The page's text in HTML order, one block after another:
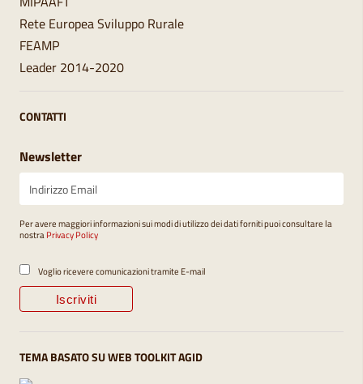
Rete Europea Sviluppo Rurale
FEAMP
Leader 2014-2020
CONTATTI
Newsletter
Per avere maggiori informazioni sui modi di utilizzo dei dati forniti puoi consultare la
nostraPrivacy Policy
Voglio ricevere comunicazioni tramite E-mail
TEMA BASATO SU WEB TOOLKIT AGID